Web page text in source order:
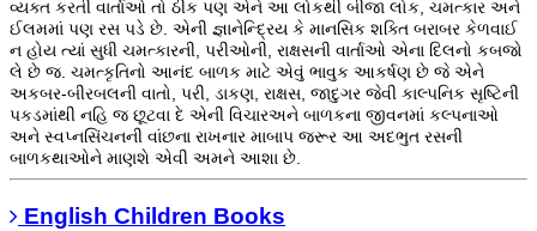
વ્યક્ત કરતી વાર્તાઓ તો ઠીક પણ એને આ લોકથી બીજા લોક, ચમત્કાર અને
ઈલમમાં પણ રસ પડે છે. એની જ્ઞાનેન્દ્રિય કે માનસિક શક્તિ બરાબર કેળવાઈ
ન હોય ત્યાં સુધી ચમત્કારની, પરીઓની, રાક્ષસની વાર્તાઓ એના દિલનો કબજો
લે છે જ. ચમત્કૃતિનો આનંદ બાળક માટે એવું ભાવુક આકર્ષણ છે જે એને
અકબર-બીરબલની વાતો, પરી, ડાકણ, રાક્ષસ, જાદુગર જેવી કાલ્પનિક સૃષ્ટિની
પકડમાંથી નહિ જ છૂટવા દે એની વિચારઅને બાળકના જીવનમાં કલ્પનાઓ
અને સ્વપ્નસિંચનની વાંછના રાખનાર માબાપ જરૂર આ અદભુત રસની
બાળકથાઓને માણશે એવી અમને આશા છે.
English Children Books